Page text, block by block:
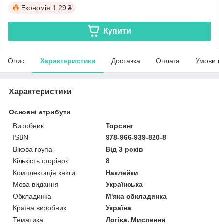
Економія 1.29 ₴
Купити
Опис Характеристики Доставка Оплата Умови
Характеристики
Основні атрибути
Виробник
Торсинг
ISBN
978-966-939-820-8
Вікова група
Від 3 років
Кількість сторінок
8
Комплектація книги
Наклейки
Мова видання
Українська
Обкладинка
М'яка обкладинка
Країна виробник
Україна
Тематика
Логіка. Мислення